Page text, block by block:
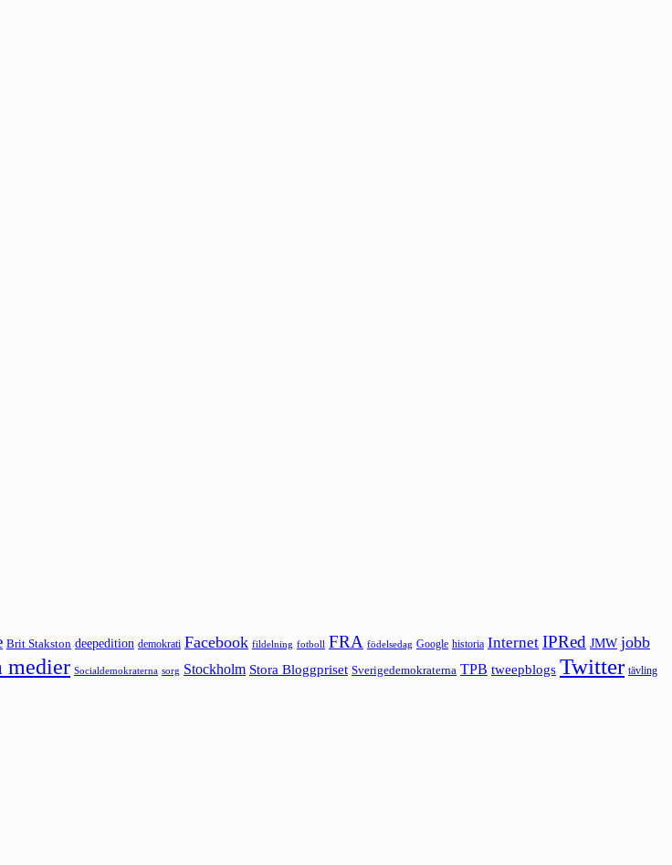
Brit Stakston deepedition demokrati Facebook fildelning fotboll FRA födelsedag Google historia Internet IPRed JMW jobb
medier Socialdemokraterna sorg Stockholm Stora Bloggpriset Sverigedemokraterna TPB tweepblogs Twitter tävling